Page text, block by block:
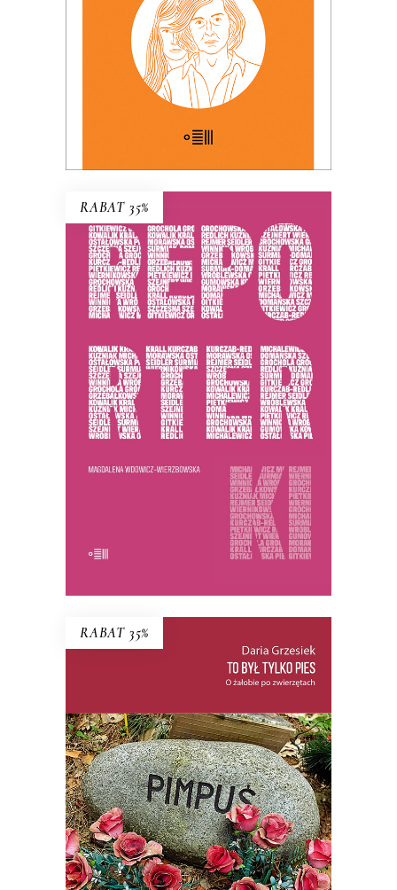
E-BOOK DO KOSZYKA
KSIĄŻKA DO KOSZYKA
RABAT 35%
PREMIERA 25 listopada 2025
69.00zł 44.85 zł
KSIĄŻKA DO KOSZYKA
RABAT 35%
TO BYŁ TYLKO PIES
PREMIERA: 22 PAŹDZIERNIKA 2025
54.99zł 35.74zł
KSIĄŻKA DO KOSZYKA